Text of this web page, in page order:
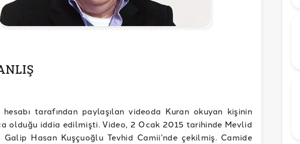
tarafından paylaşılan videoda Kuran okuyan kişinin
olduğu iddia edilmişti. Video, 2 Ocak 2015 tarihinde Mevlid
Galip Hasan Kuşçuoğlu Tevhid Camii’nde çekilmiş. Camide